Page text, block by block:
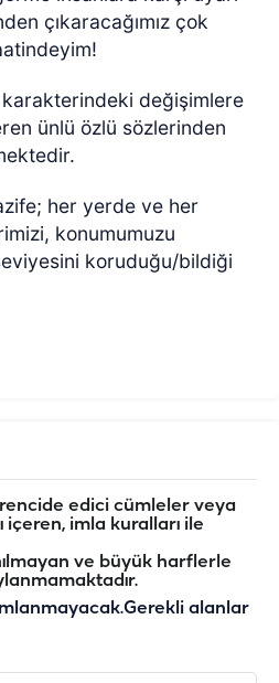
çıkaracağımız çok
karakterindeki değişimlere
ünlü özlü sözlerinden
her yerde ve her
konumumuzu
koruduğu/bildiği
edici cümleler veya
içeren, imla kuralları ile
ve büyük harflerle
Gerekli alanlar